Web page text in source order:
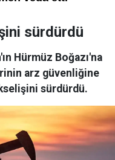
sürdürdü
Hürmüz Boğazı'na
arz güvenliğine
sürdürdü.